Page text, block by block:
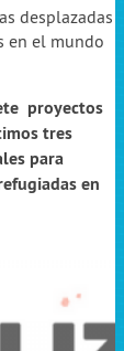
desplazadas
en el mundo
proyectos
tres
para
en